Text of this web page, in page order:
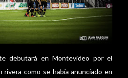
debutará en Montevideo por el
rivera como se había anunciado en